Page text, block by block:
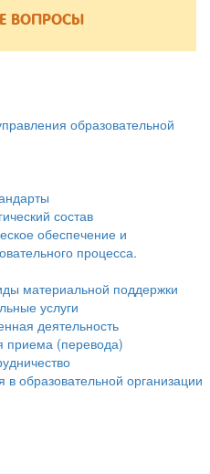
ВОПРОСЫ
образовательной
состав
обеспечение и
процесса.
материальной поддержки
услуги
деятельность
приема (перевода)
в образовательной организации